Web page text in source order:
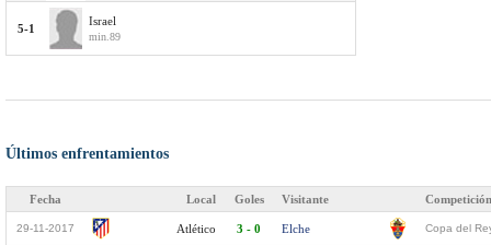
5-1
Israel
min.89
Últimos enfrentamientos
Fecha Local Goles Visitante Competición
29-11-2017 Atlético 3 - 0 Elche Copa del